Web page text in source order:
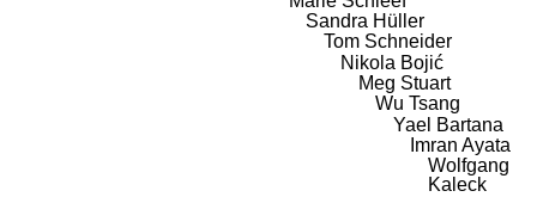
Sandra Hüller
Tom Schneider
Nikola Bojić
Meg Stuart
Wu Tsang
Yael Bartana
Imran Ayata
Wolfgang
Kaleck